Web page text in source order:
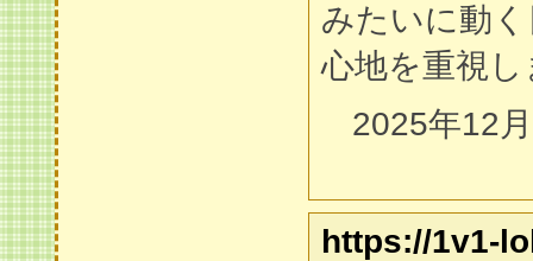
みたいに動
心地を重視し
2025年12
https://1v1-